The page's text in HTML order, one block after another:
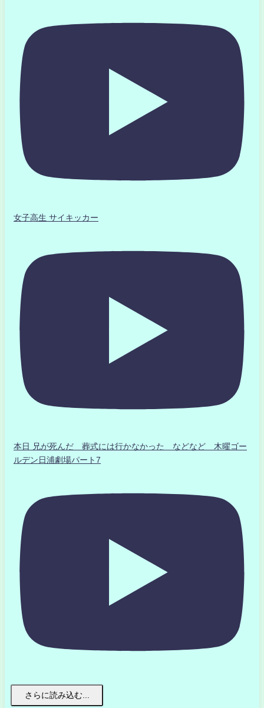
女子高生 サイキッカー
本日 兄が死んだ 葬式には行かなかった などなど 木曜ゴー
ルデン日浦劇場パート7
さらに読み込む...